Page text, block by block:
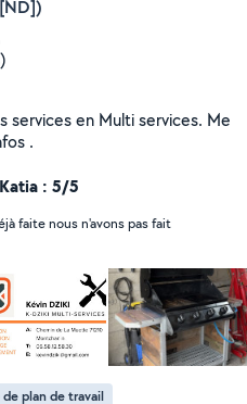
services en Multi services. Me
.
: 5/5
faite nous n'avons pas fait
plan de travail